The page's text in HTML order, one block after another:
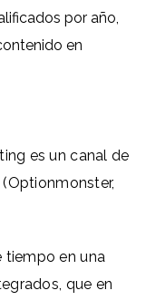
por año,
en
es un canal de
tiempo en una
que en